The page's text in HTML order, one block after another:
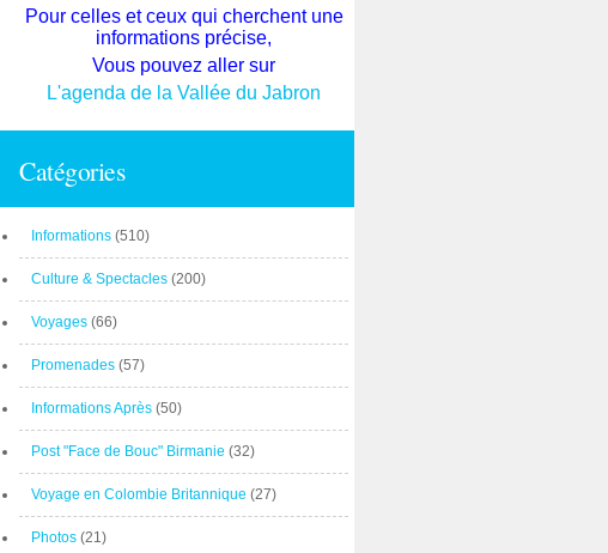
Pour celles et ceux qui cherchent une
informations précise,
Vous pouvez aller sur
L'agenda de la Vallée du Jabron
Catégories
Informations (510)
Culture & Spectacles (200)
Voyages (66)
Promenades (57)
Informations Après (50)
Post "Face de Bouc" Birmanie (32)
Voyage en Colombie Britannique (27)
Photos (21)